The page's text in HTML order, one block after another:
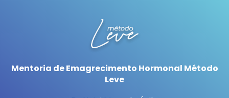
Mentoria de Emagrecimento Hormonal Método
Leve